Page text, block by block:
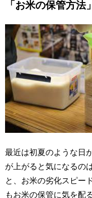
「お米の保管方法」
最近は初夏のような日
が上がると気になるの
と、お米の劣化スピー
もお米の保管に気を配